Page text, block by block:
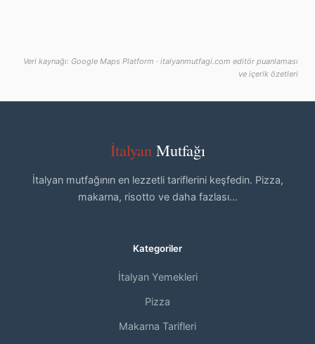
Veri kaynağı: Google Maps Platform · italyanmutfagi.com editör puanlaması
ve içerik özetleri
İtalyanMutfağı
İtalyan mutfağının en lezzetli tariflerini keşfedin. Pizza,
makarna, risotto ve daha fazlası...
Kategoriler
İtalyan Yemekleri
Pizza
Makarna Tarifleri